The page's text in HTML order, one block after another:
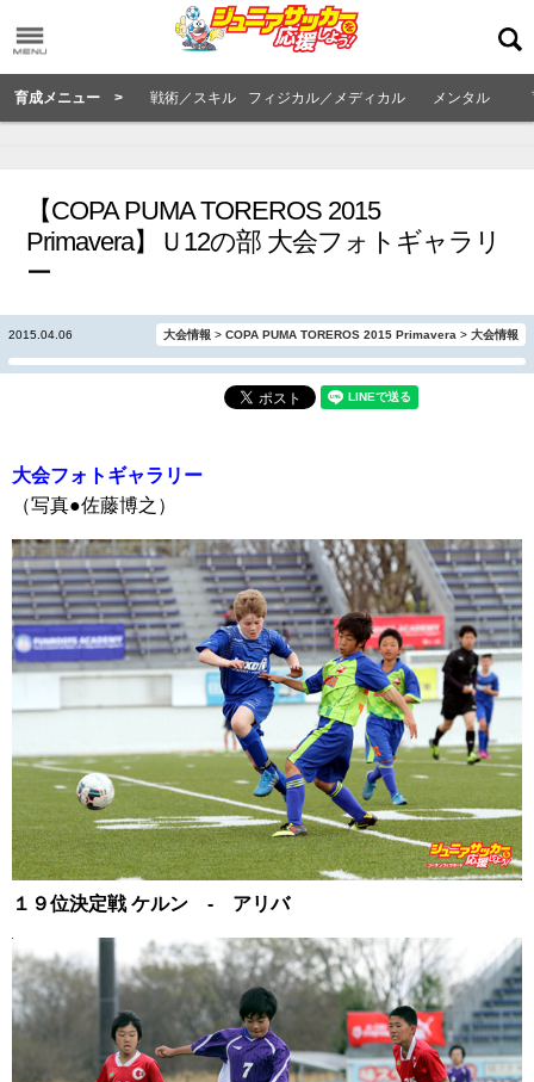
育成メニュー > 戦術／スキル フィジカル／メディカル メンタル
【COPA PUMA TOREROS 2015
Primavera】Ｕ12の部 大会フォトギャラリ
ー
2015.04.06 大会情報 > COPA PUMA TOREROS 2015 Primavera > 大会情報
大会フォトギャラリー
（写真●佐藤博之）
１９位決定戦 ケルン ‐ アリバ